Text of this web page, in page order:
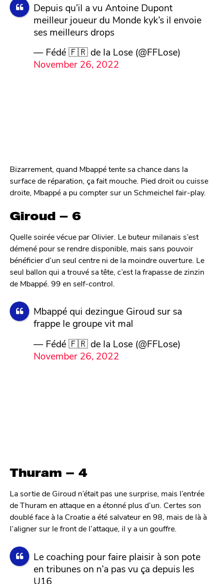
Depuis qu’il a vu Antoine Dupont
meilleur joueur du Monde kyk’s il envoie
ses meilleurs drops
— Fédé 🇫🇷 de la Lose (@FFLose)
November 26, 2022
Bizarrement, quand Mbappé tente sa chance dans la
surface de réparation, ça fait mouche. Pied droit ou cuisse
droite, Mbappé a pu compter sur un Schmeichel fair-play.
Giroud – 6
Quelle soirée vécue par Olivier. Le buteur milanais s’est
démené pour se rendre disponible, mais sans pouvoir
bénéficier d’un seul centre ni de la moindre ouverture. Le
seul ballon qui a trouvé sa tête, c’est la frapasse de zinzin
de Mbappé. 99 en self-control.
Mbappé qui dezingue Giroud sur sa
frappe le groupe vit mal
— Fédé 🇫🇷 de la Lose (@FFLose)
November 26, 2022
Thuram – 4
La sortie de Giroud n’était pas une surprise, mais l’entrée
de Thuram en attaque en a étonné plus d’un. Certes son
doublé face à la Croatie a été salvateur en 98, mais de là à
l’aligner sur le front de l’attaque, il y a un gouffre.
Le coaching pour faire plaisir à son pote
en tribunes on n’a pas vu ça depuis les
U16